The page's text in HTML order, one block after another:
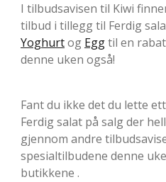
I tilbudsavisen til Kiwi
tilbud i tillegg til Ferdig
Yoghurtog Eggtil en
denne uken også!
Fant du ikke det du lette
Ferdig salat på salg der
gjennom andre
spesialtilbudene denne
butikkene .